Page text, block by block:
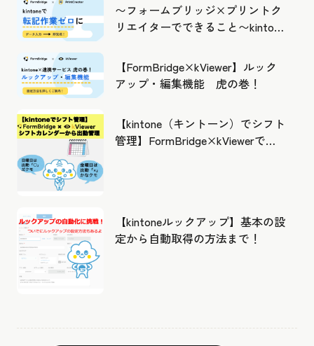
〜フォームブリッジ×プリントク
リエイターでできること〜kintone
【FormBridge×kViewer】ルック
アップ・編集機能 虎の巻！
【kintone（キントーン）でシフト
管理】FormBridge×kViewerで作
【kintoneルックアップ】基本の設
定から自動取得の方法まで！